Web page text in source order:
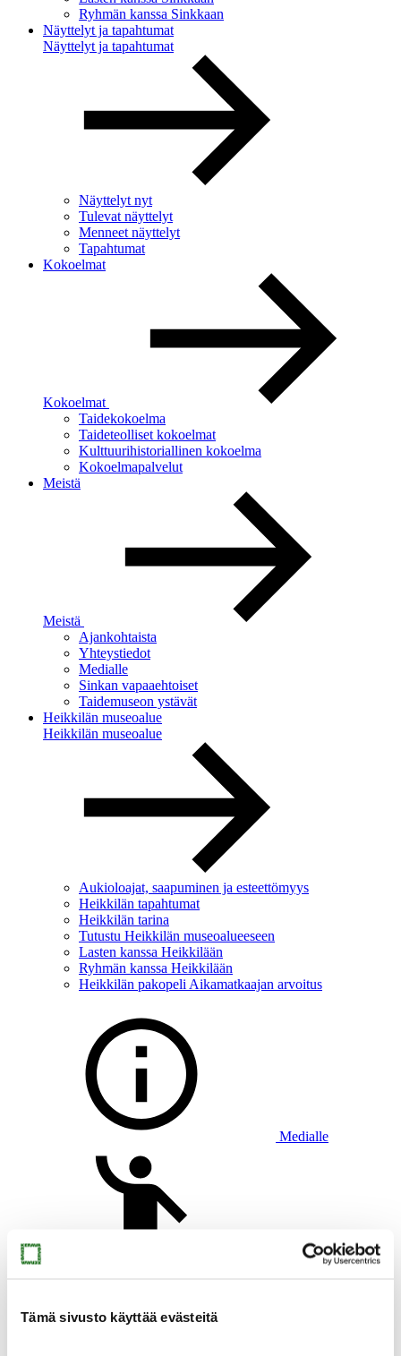
Tämä sivusto käyttää evästeitä
Ryhmän kanssa Sinkkaan
Näyttelyt ja tapahtumat
Näyttelyt ja tapahtumat
Näyttelyt nyt
Tulevat näyttelyt
Menneet näyttelyt
Tapahtumat
Kokoelmat
Kokoelmat
Taidekokoelma
Taideteolliset kokoelmat
Kulttuurihistoriallinen kokoelma
Kokoelmapalvelut
Meistä
Meistä
Ajankohtaista
Yhteystiedot
Medialle
Sinkan vapaaehtoiset
Taidemuseon ystävät
Heikkilän museoalue
Heikkilän museoalue
Aukioloajat, saapuminen ja esteettömyys
Heikkilän tapahtumat
Heikkilän tarina
Tutustu Heikkilän museoalueeseen
Lasten kanssa Heikkilään
Ryhmän kanssa Heikkilään
Heikkilän pakopeli Aikamatkaajan arvoitus
Medialle